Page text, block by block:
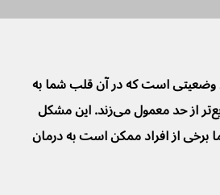
وضعیتی است که در آن قلب شما به
طور ناگهانی بسیار سریع‌تر از حد معمول می‌زند. این مشکل
برخی از افراد ممکن است به درمان